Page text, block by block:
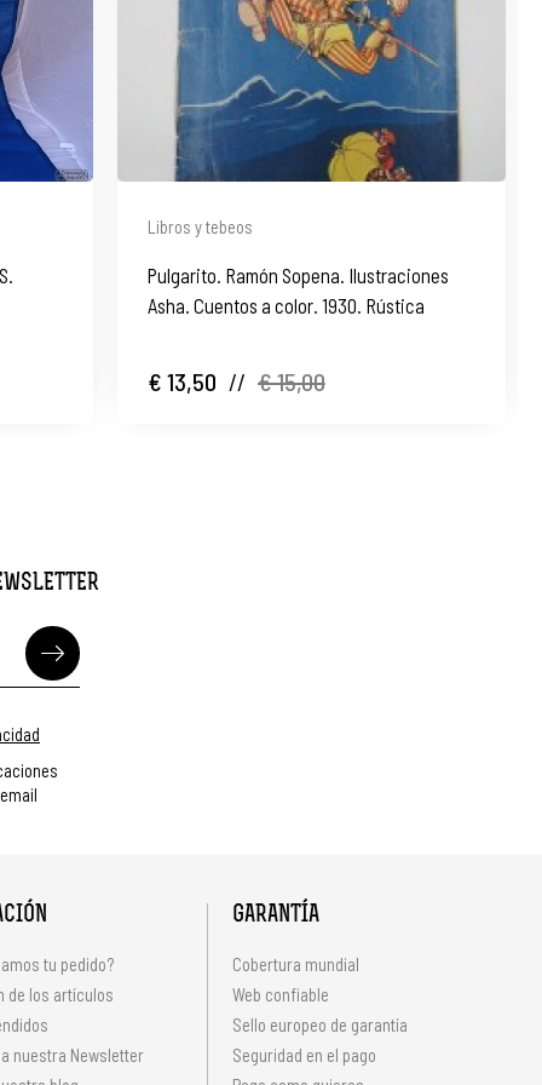
Libros y tebeos
Pulgarito. Ramón Sopena. Ilustraciones
Asha. Cuentos a color. 1930. Rústica
€ 13,50 // € 15,00
tu pedido?
de los artículos
nuestra Newsletter
GARANTÍA
Cobertura mundial
Web confiable
Sello europeo de garantía
Seguridad en el pago